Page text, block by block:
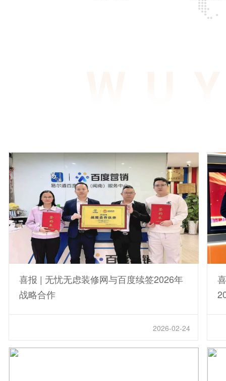
喜报 | 无忧无虑装修网与百度续签2026年
战略合作
2026-02-24